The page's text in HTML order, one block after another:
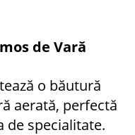
de Vară
o băutură
aerată, perfectă
de specialitate.